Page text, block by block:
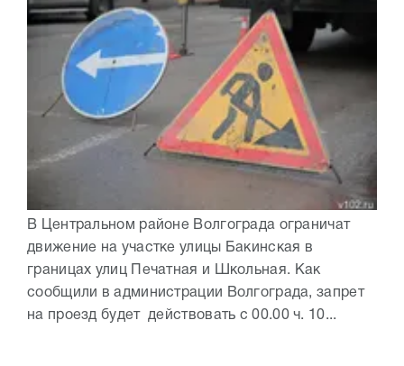
В Центральном районе Волгограда ограничат
движение на участке улицы Бакинская в
границах улиц Печатная и Школьная. Как
сообщили в администрации Волгограда, запрет
на проезд будет действовать с 00.00 ч. 10...